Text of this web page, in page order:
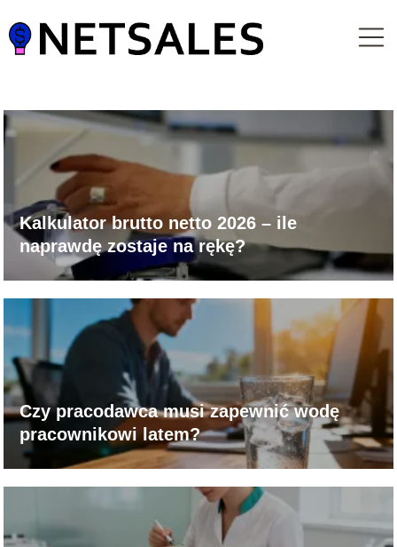
Kalkulator brutto netto 2026 – ile
naprawdę zostaje na rękę?
Czy pracodawca musi zapewnić wodę
pracownikowi latem?